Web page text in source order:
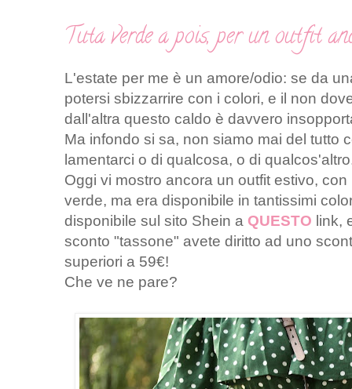
Tuta verde a pois, per un outfit
L'estate per me è un amore/odio: se da
potersi sbizzarrire con i colori, e il non
dall'altra questo caldo è davvero
Ma infondo si sa, non siamo mai del tutto
lamentarci o di qualcosa, o di
Oggi vi mostro ancora un outfit estivo,
verde, ma era disponibile in tantissimi
disponibile sul sito Shein a QUESTO link,
sconto "tassone" avete diritto ad uno
superiori a 59€!
Che ve ne pare?